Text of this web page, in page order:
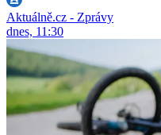
Aktuálně.cz - Zprávy
dnes, 11:30